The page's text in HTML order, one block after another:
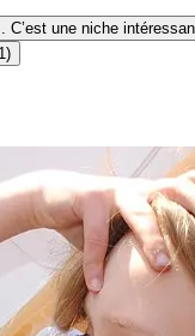
C’est une niche
1 )